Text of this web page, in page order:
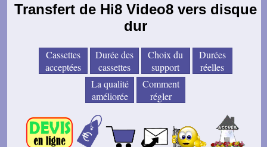
Transfert de Hi8 Video8 vers disque
dur
Cassettes
acceptées
Durée des
cassettes
Choix du
support
Durées
réelles
La qualité
améliorée
Comment
régler